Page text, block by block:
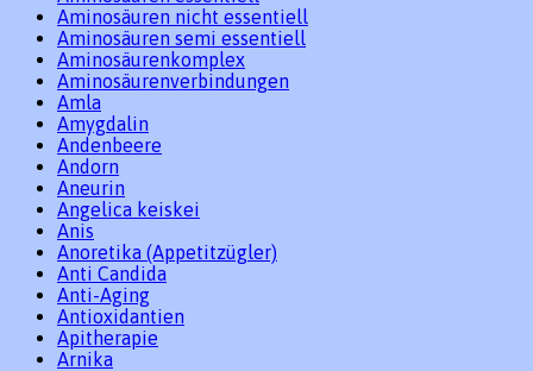
Aminosäuren nicht essentiell
Aminosäuren semi essentiell
Aminosäurenkomplex
Aminosäurenverbindungen
Amla
Amygdalin
Andenbeere
Andorn
Aneurin
Angelica keiskei
Anis
Anoretika (Appetitzügler)
Anti Candida
Anti-Aging
Antioxidantien
Apitherapie
Arnika